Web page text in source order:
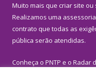
Muito mais que criar site ou
Realizamos uma assessoria
contrato que todas as
pública serão atendidas.
Conheça o PNTP e o Radar